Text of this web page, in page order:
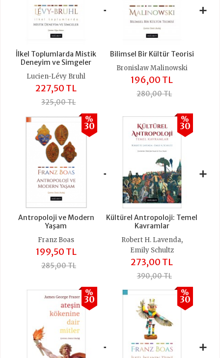
İlkel Toplumlarda Mistik
Deneyim ve Simgeler
Lucien-Lévy Bruhl
227,50 TL
325,00 TL
+
Bilimsel Bir Kültür Teorisi
Bronislaw Malinowski
196,00 TL
280,00 TL
+
Antropoloji ve Modern
Yaşam
%
30
Franz Boas
199,50 TL
285,00 TL
+
Kültürel Antropoloji: Temel
Kavramlar
%
30
Robert H. Lavenda,
Emily Schultz
273,00 TL
390,00 TL
+
%
30
+
%
30
+